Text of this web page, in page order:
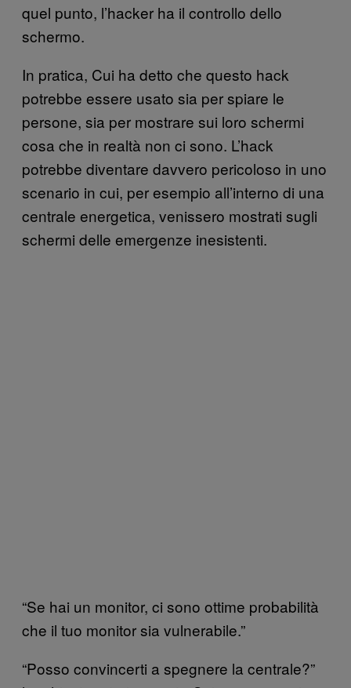
quel punto, l’hacker ha il controllo dello
schermo.
In pratica, Cui ha detto che questo hack
potrebbe essere usato sia per spiare le
persone, sia per mostrare sui loro schermi
cosa che in realtà non ci sono. L’hack
potrebbe diventare davvero pericoloso in uno
scenario in cui, per esempio all’interno di una
centrale energetica, venissero mostrati sugli
schermi delle emergenze inesistenti.
“Se hai un monitor, ci sono ottime probabilità
che il tuo monitor sia vulnerabile.”
“Posso convincerti a spegnere la centrale?”